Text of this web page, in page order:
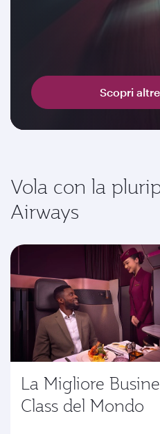
Scopri
Vola con la
Airways
La Migliore
Class del Mondo